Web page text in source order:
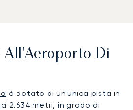
All'Aeroporto Di
è dotato di un'unica pista in
2.634 metri, in grado di